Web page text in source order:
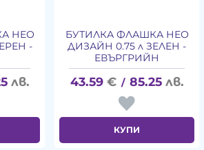
НЕО
-
лв.
БУТИЛКА ФЛАШКА НЕО
ДИЗАЙН 0.75 л ЗЕЛЕН -
ЕВЪРГРИЙН
43.59 € / 85.25 лв.
КУПИ